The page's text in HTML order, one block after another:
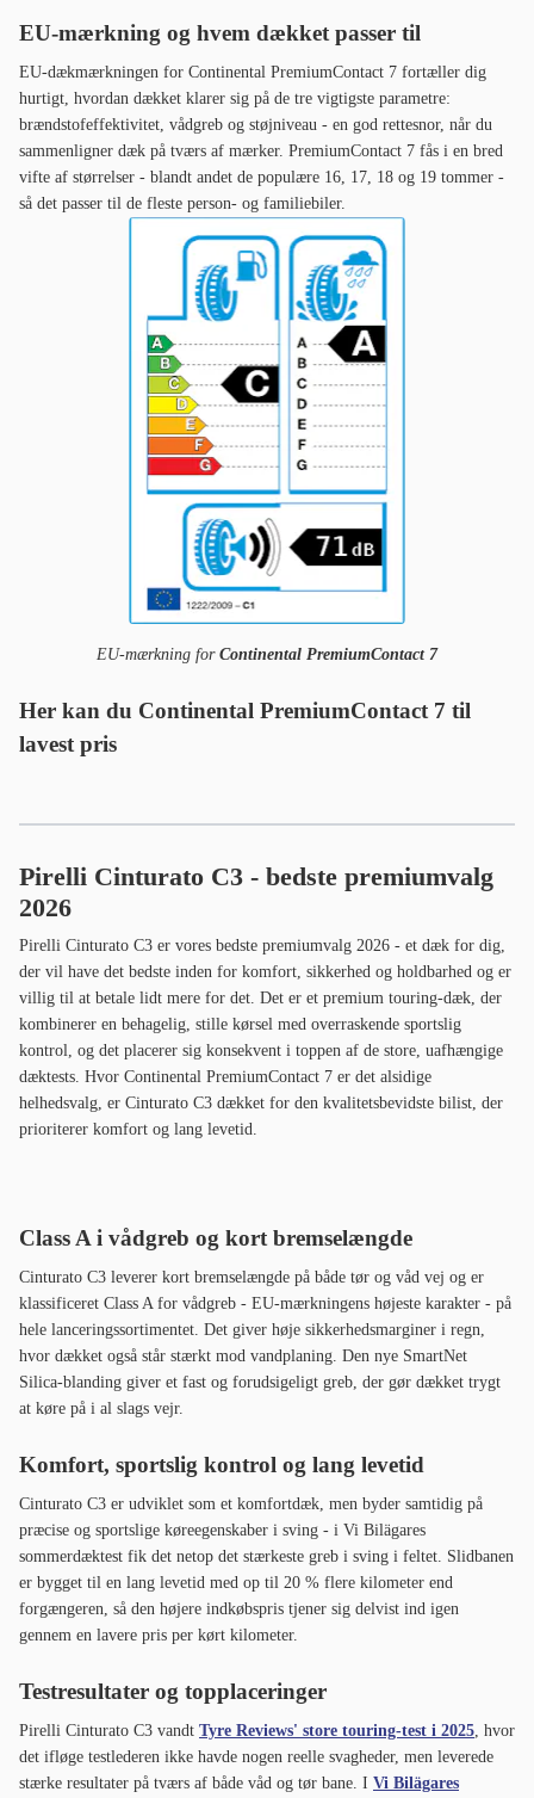
EU-mærkning og hvem dækket passer til
EU-dækmærkningen for Continental PremiumContact 7 fortæller dig
hurtigt, hvordan dækket klarer sig på de tre vigtigste parametre:
brændstofeffektivitet, vådgreb og støjniveau - en god rettesnor, når du
sammenligner dæk på tværs af mærker. PremiumContact 7 fås i en bred
vifte af størrelser - blandt andet de populære 16, 17, 18 og 19 tommer -
så det passer til de fleste person- og familiebiler.
EU-mærkning for Continental PremiumContact 7
Her kan du Continental PremiumContact 7 til
lavest pris
Pirelli Cinturato C3 - bedste premiumvalg
2026
Pirelli Cinturato C3 er vores bedste premiumvalg 2026 - et dæk for dig,
der vil have det bedste inden for komfort, sikkerhed og holdbarhed og er
villig til at betale lidt mere for det. Det er et premium touring-dæk, der
kombinerer en behagelig, stille kørsel med overraskende sportslig
kontrol, og det placerer sig konsekvent i toppen af de store, uafhængige
dæktests. Hvor Continental PremiumContact 7 er det alsidige
helhedsvalg, er Cinturato C3 dækket for den kvalitetsbevidste bilist, der
prioriterer komfort og lang levetid.
Class A i vådgreb og kort bremselængde
Cinturato C3 leverer kort bremselængde på både tør og våd vej og er
klassificeret Class A for vådgreb - EU-mærkningens højeste karakter - på
hele lanceringssortimentet. Det giver høje sikkerhedsmarginer i regn,
hvor dækket også står stærkt mod vandplaning. Den nye SmartNet
Silica-blanding giver et fast og forudsigeligt greb, der gør dækket trygt
at køre på i al slags vejr.
Komfort, sportslig kontrol og lang levetid
Cinturato C3 er udviklet som et komfortdæk, men byder samtidig på
præcise og sportslige køreegenskaber i sving - i Vi Bilägares
sommerdæktest fik det netop det stærkeste greb i sving i feltet. Slidbanen
er bygget til en lang levetid med op til 20 % flere kilometer end
forgængeren, så den højere indkøbspris tjener sig delvist ind igen
gennem en lavere pris per kørt kilometer.
Testresultater og topplaceringer
Pirelli Cinturato C3 vandt Tyre Reviews' store touring-test i 2025 , hvor
det ifløge testlederen ikke havde nogen reelle svagheder, men leverede
stærke resultater på tværs af både våd og tør bane. I Vi Bilägares